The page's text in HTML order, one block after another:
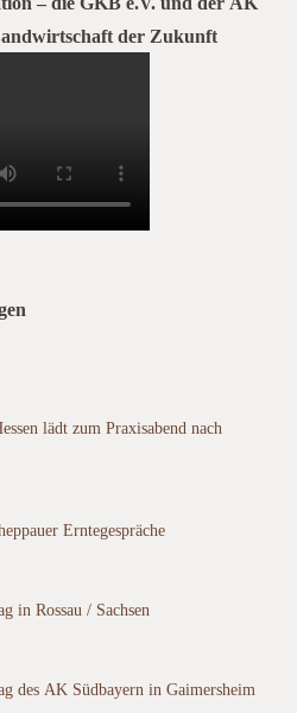
der Zukunft
lädt zum Praxisabend nach
Erntegespräche
in Rossau / Sachsen
des AK Südbayern in Gaimersheim